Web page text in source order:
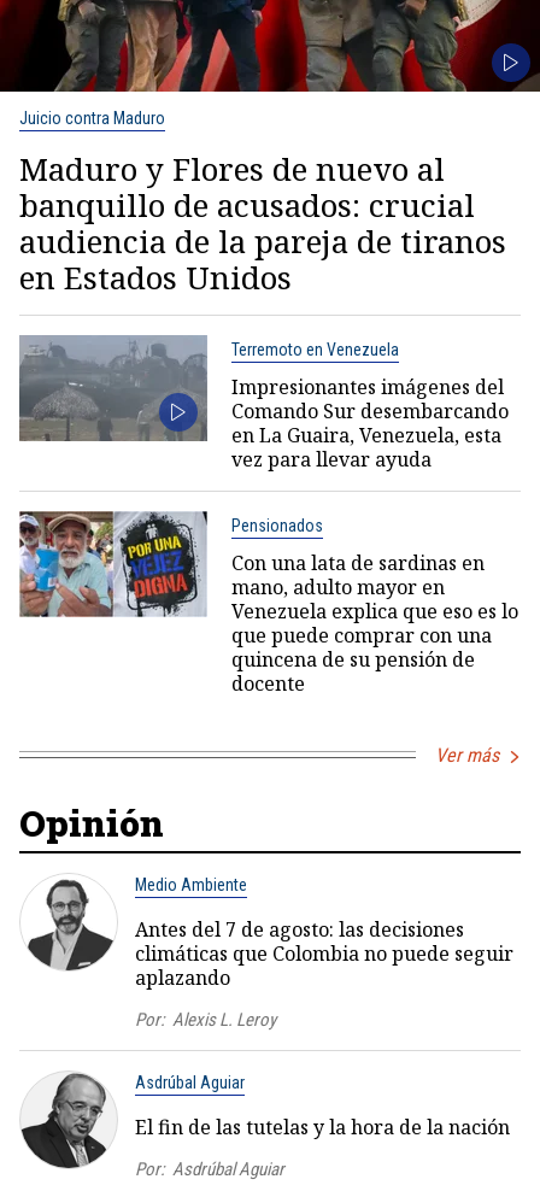
Juicio contra Maduro
Maduro y Flores de nuevo al
banquillo de acusados: crucial
audiencia de la pareja de tiranos
en Estados Unidos
Terremoto en Venezuela
Impresionantes imágenes del
Comando Sur desembarcando
en La Guaira, Venezuela, esta
vez para llevar ayuda
Pensionados
Con una lata de sardinas en
mano, adulto mayor en
Venezuela explica que eso es lo
que puede comprar con una
quincena de su pensión de
docente
Ver más
Opinión
Medio Ambiente
Antes del 7 de agosto: las decisiones
climáticas que Colombia no puede seguir
aplazando
Por: Alexis L. Leroy
Asdrúbal Aguiar
El fin de las tutelas y la hora de la nación
Por: Asdrúbal Aguiar